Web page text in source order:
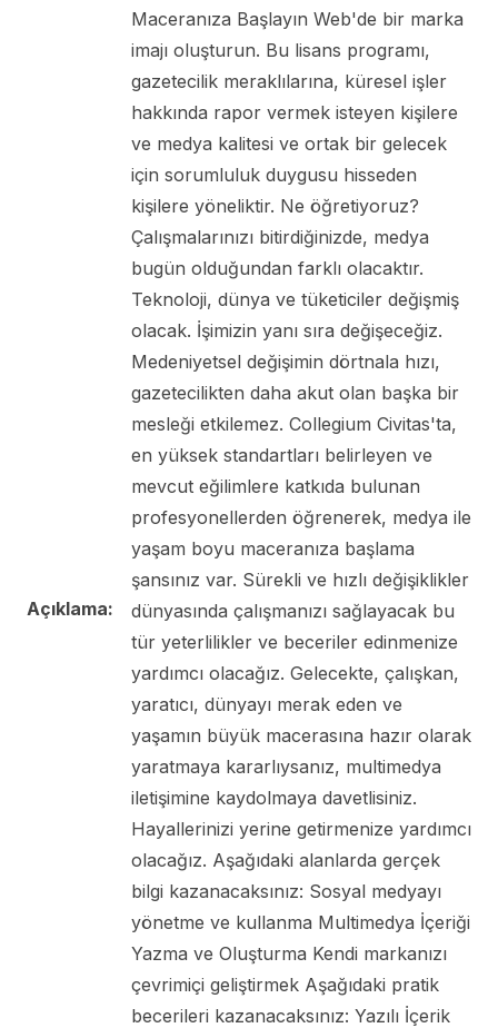
Açıklama:
Maceranıza Başlayın Web'de bir marka
imajı oluşturun. Bu lisans programı,
gazetecilik meraklılarına, küresel işler
hakkında rapor vermek isteyen kişilere
ve medya kalitesi ve ortak bir gelecek
için sorumluluk duygusu hisseden
kişilere yöneliktir. Ne öğretiyoruz?
Çalışmalarınızı bitirdiğinizde, medya
bugün olduğundan farklı olacaktır.
Teknoloji, dünya ve tüketiciler değişmiş
olacak. İşimizin yanı sıra değişeceğiz.
Medeniyetsel değişimin dörtnala hızı,
gazetecilikten daha akut olan başka bir
mesleği etkilemez. Collegium Civitas'ta,
en yüksek standartları belirleyen ve
mevcut eğilimlere katkıda bulunan
profesyonellerden öğrenerek, medya ile
yaşam boyu maceranıza başlama
şansınız var. Sürekli ve hızlı değişiklikler
dünyasında çalışmanızı sağlayacak bu
tür yeterlilikler ve beceriler edinmenize
yardımcı olacağız. Gelecekte, çalışkan,
yaratıcı, dünyayı merak eden ve
yaşamın büyük macerasına hazır olarak
yaratmaya kararlıysanız, multimedya
iletişimine kaydolmaya davetlisiniz.
Hayallerinizi yerine getirmenize yardımcı
olacağız. Aşağıdaki alanlarda gerçek
bilgi kazanacaksınız: Sosyal medyayı
yönetme ve kullanma Multimedya İçeriği
Yazma ve Oluşturma Kendi markanızı
çevrimiçi geliştirmek Aşağıdaki pratik
becerileri kazanacaksınız: Yazılı İçerik